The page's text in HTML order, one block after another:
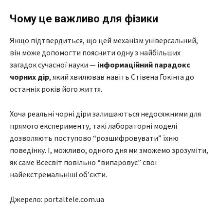
Чому це важливо для фізики
Якщо підтвердиться, що цей механізм універсальний,
він може допомогти пояснити одну з найбільших
загадок сучасної науки — інформаційний парадокс
чорних дір, який хвилював навіть Стівена Гокінга до
останніх років його життя.
Хоча реальні чорні діри залишаються недосяжними для
прямого експерименту, такі лабораторні моделі
дозволяють поступово “розшифровувати” їхню
поведінку. І, можливо, одного дня ми зможемо зрозуміти,
як саме Всесвіт повільно “випаровує” свої
найекстремальніші об’єкти.
Джерело: portaltele.com.ua